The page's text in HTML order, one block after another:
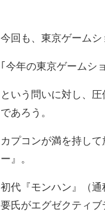
今回も、東京ゲームシ
｢今年の東京ゲームシ
という問いに対し、
であろう。
カプコンが満を持し
ー』。
初代『モンハン』（
要氏がエグゼクティ